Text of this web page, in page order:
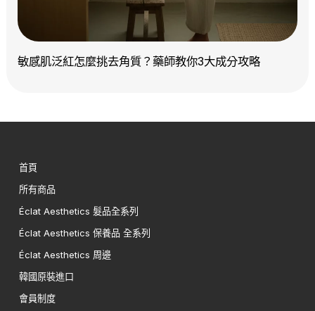
敏感肌泛紅怎麼挑去角質？藥師教你3大成分攻略
首頁
所有商品
Éclat Aesthetics 髮品全系列
Éclat Aesthetics 保養品 全系列
Éclat Aesthetics 周邊
韓國原裝進口
會員制度